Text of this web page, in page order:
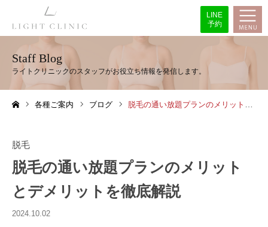
LINE
予約
Staff Blog
各種ご案内 ブログ 脱毛の通い放題プランのメリットとデメリットを徹底解説
脱毛
脱毛の通い放題プランのメリット
とデメリットを徹底解説
2024.10.02